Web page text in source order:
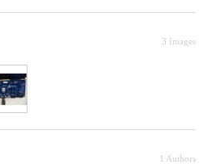
3 Images
1 Authors